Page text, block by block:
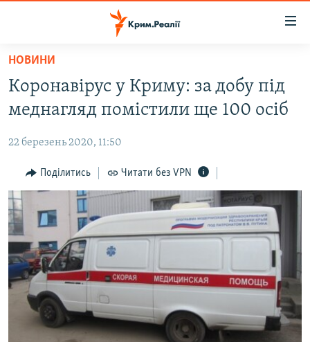
Перейти
основного
матеріалу
до
навігації
Перейти
до
пошуку
ВОДА.КРИМ
ПОЛІТИКА
БЛОГИ
ПОГЛЯД
ІНТЕРВ'Ю
ВСЕ ЗА ДЕНЬ
СПЕЦПРОЕКТИ
ДЕПОРТАЦІЯ
ВІДЕОУРОКИ «ELIFBE»
ЯК ОБІЙТИ БЛОКУВАННЯ
Русский
НОВИНИ
Коронавірус у Криму: за добу під
меднагляд помістили ще 100 осіб
22 березень 2020, 11:50
Поділитись Читати без VPN